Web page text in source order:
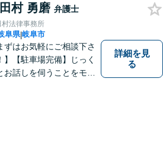
に見つけていきます。
寧なヒアリング】【地域
型の法律事務所】
村 勇磨 弁護士
村法律事務所
阜県|岐阜市
ずはお気軽にご相談下さ
】【駐車場完備】じっく
お話しを伺うことをモッ
詳細を見
る